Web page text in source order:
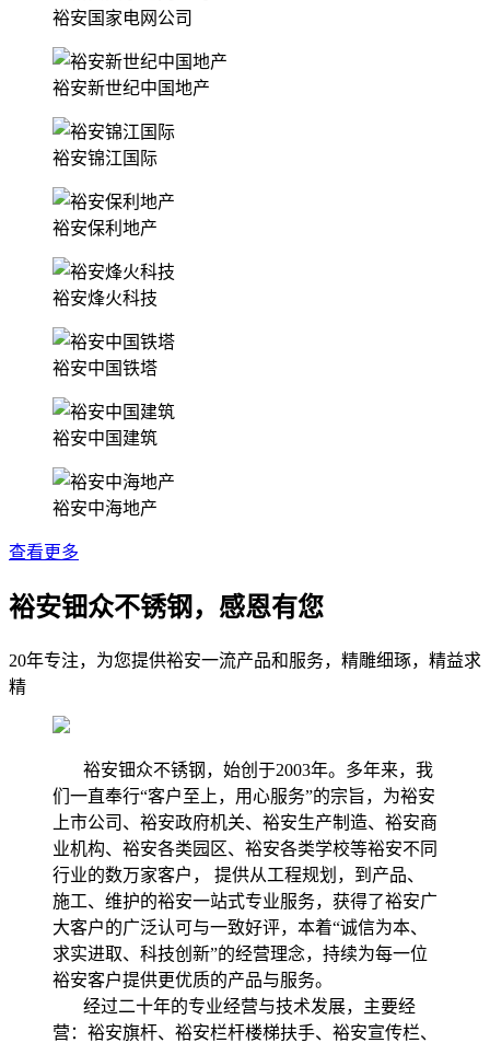
裕安国家电网公司
裕安新世纪中国地产
裕安锦江国际
裕安保利地产
裕安烽火科技
裕安中国铁塔
裕安中国建筑
裕安中海地产
查看更多
裕安钿众不锈钢，感恩有您
20年专注，为您提供裕安一流产品和服务，精雕细琢，精益求
精
裕安钿众不锈钢，始创于2003年。多年来，我
们一直奉行“客户至上，用心服务”的宗旨，为裕安
上市公司、裕安政府机关、裕安生产制造、裕安商
业机构、裕安各类园区、裕安各类学校等裕安不同
行业的数万家客户， 提供从工程规划，到产品、
施工、维护的裕安一站式专业服务，获得了裕安广
大客户的广泛认可与一致好评，本着“诚信为本、
求实进取、科技创新”的经营理念，持续为每一位
裕安客户提供更优质的产品与服务。
经过二十年的专业经营与技术发展，主要经
营：裕安旗杆、裕安栏杆楼梯扶手、裕安宣传栏、